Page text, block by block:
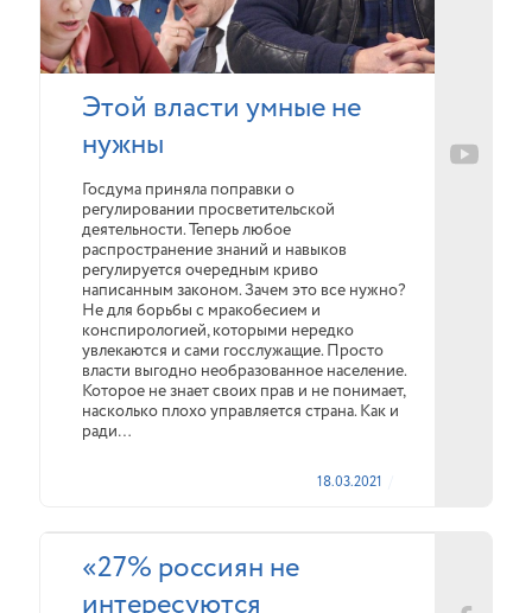
Этой власти умные не
нужны
Госдума приняла поправки о
регулировании просветительской
деятельности. Теперь любое
распространение знаний и навыков
регулируется очередным криво
написанным законом. Зачем это все нужно?
Не для борьбы с мракобесием и
конспирологией, которыми нередко
увлекаются и сами госслужащие. Просто
власти выгодно необразованное население.
Которое не знает своих прав и не понимает,
насколько плохо управляется страна. Как и
ради…
18.03.2021
«27% россиян не
интересуются